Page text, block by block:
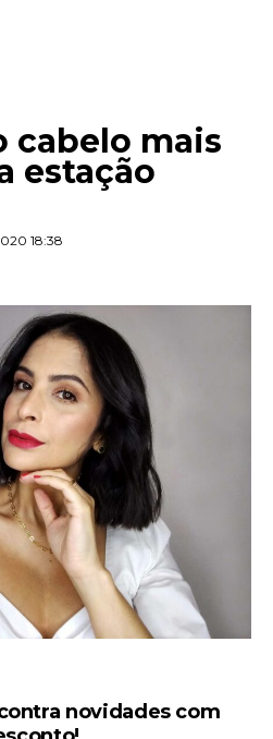
cabelo mais
estação
18:38
novidades com